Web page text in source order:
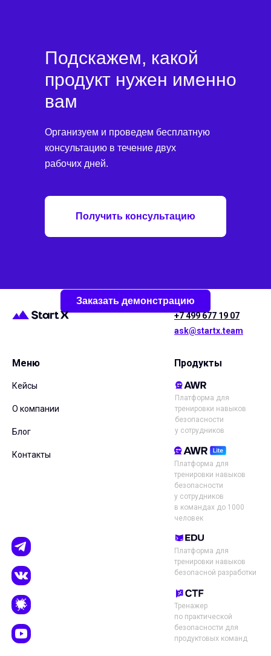
Подскажем, какой
продукт нужен именно
вам
Организуем и проведем бесплатную
консультацию в течение двух
рабочих дней.
Получить консультацию
Заказать демонстрацию
Продукты
+7 499 677 19 07
ask@startx.team
Меню
О компании
Контакты
Блог
Кейсы
Тренажер
по практической
безопасности для
продуктовых команд
Платформа для
тренировки навыков
безопасной разработки
Платформа для
тренировки навыков
безопасности
у сотрудников
в командах до 1000
человек
Платформа для
тренировки навыков
безопасности
у сотрудников